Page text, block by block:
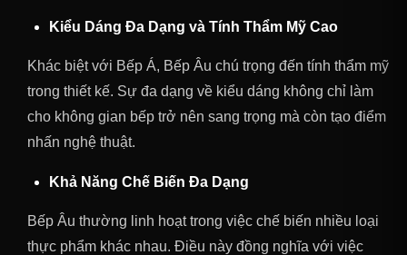
Kiểu Dáng Đa Dạng và Tính Thẩm Mỹ Cao
Khác biệt với Bếp Á, Bếp Âu chú trọng đến tính thẩm mỹ
trong thiết kế. Sự đa dạng về kiểu dáng không chỉ làm
cho không gian bếp trở nên sang trọng mà còn tạo điểm
nhấn nghệ thuật.
Khả Năng Chế Biến Đa Dạng
Bếp Âu thường linh hoạt trong việc chế biến nhiều loại
thực phẩm khác nhau. Điều này đồng nghĩa với việc